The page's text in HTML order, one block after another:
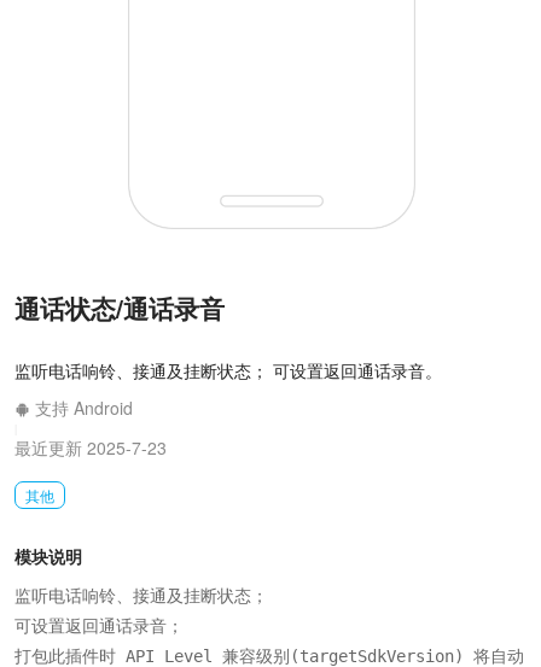
通话状态/通话录音
监听电话响铃、接通及挂断状态； 可设置返回通话录音。
支持 Android
最近更新 2025-7-23
其他
模块说明
监听电话响铃、接通及挂断状态；
可设置返回通话录音；
打包此插件时 API Level 兼容级别(targetSdkVersion) 将自动